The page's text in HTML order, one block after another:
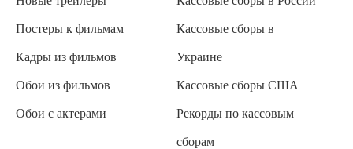
Постеры к фильмам
Кадры из фильмов
Обои из фильмов
Обои с актерами
Кассовые сборы в
Украине
Кассовые сборы США
Рекорды по кассовым
сборам